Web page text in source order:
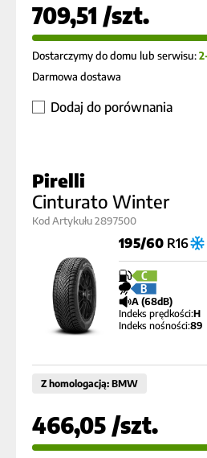
709,51 /szt.
Dostarczymy do domu lub serwisu:
Darmowa dostawa
Dodaj do porównania
Pirelli
Cinturato Winter
Kod Artykułu 2897500
195/60R16
C
B
A (68dB)
Indeks prędkości:H
Indeks nośności:89
Z homologacją: BMW
466,05 /szt.